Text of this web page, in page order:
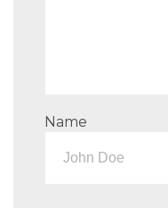
Name